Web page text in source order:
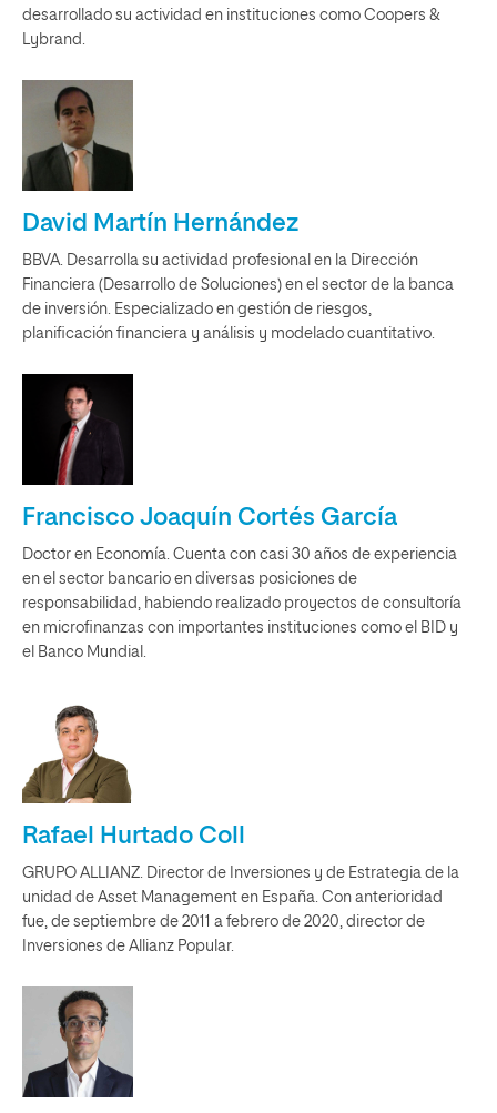
desarrollado su actividad en instituciones como Coopers &
Lybrand.
David Martín Hernández
BBVA. Desarrolla su actividad profesional en la Dirección
Financiera (Desarrollo de Soluciones) en el sector de la banca
de inversión. Especializado en gestión de riesgos,
planificación financiera y análisis y modelado cuantitativo.
Francisco Joaquín Cortés García
Doctor en Economía. Cuenta con casi 30 años de experiencia
en el sector bancario en diversas posiciones de
responsabilidad, habiendo realizado proyectos de consultoría
en microfinanzas con importantes instituciones como el BID y
el Banco Mundial.
Rafael Hurtado Coll
GRUPO ALLIANZ. Director de Inversiones y de Estrategia de la
unidad de Asset Management en España. Con anterioridad
fue, de septiembre de 2011 a febrero de 2020, director de
Inversiones de Allianz Popular.